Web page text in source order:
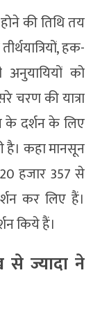
की तिथि तय
हक-
को
चरण की यात्रा
दर्शन के लिए
है। कहा मानसून
हजार 357 से
कर लिए हैं।
किये हैं।
ज्यादा ने